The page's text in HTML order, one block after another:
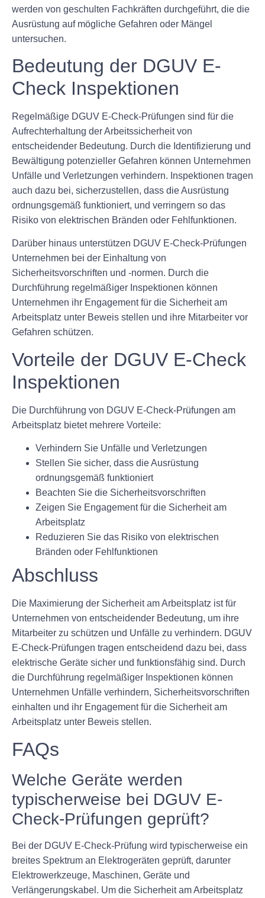
werden von geschulten Fachkräften durchgeführt, die die
Ausrüstung auf mögliche Gefahren oder Mängel
untersuchen.
Bedeutung der DGUV E-
Check Inspektionen
Regelmäßige DGUV E-Check-Prüfungen sind für die
Aufrechterhaltung der Arbeitssicherheit von
entscheidender Bedeutung. Durch die Identifizierung und
Bewältigung potenzieller Gefahren können Unternehmen
Unfälle und Verletzungen verhindern. Inspektionen tragen
auch dazu bei, sicherzustellen, dass die Ausrüstung
ordnungsgemäß funktioniert, und verringern so das
Risiko von elektrischen Bränden oder Fehlfunktionen.
Darüber hinaus unterstützen DGUV E-Check-Prüfungen
Unternehmen bei der Einhaltung von
Sicherheitsvorschriften und -normen. Durch die
Durchführung regelmäßiger Inspektionen können
Unternehmen ihr Engagement für die Sicherheit am
Arbeitsplatz unter Beweis stellen und ihre Mitarbeiter vor
Gefahren schützen.
Vorteile der DGUV E-Check
Inspektionen
Die Durchführung von DGUV E-Check-Prüfungen am
Arbeitsplatz bietet mehrere Vorteile:
Verhindern Sie Unfälle und Verletzungen
Stellen Sie sicher, dass die Ausrüstung
ordnungsgemäß funktioniert
Beachten Sie die Sicherheitsvorschriften
Zeigen Sie Engagement für die Sicherheit am
Arbeitsplatz
Reduzieren Sie das Risiko von elektrischen
Bränden oder Fehlfunktionen
Abschluss
Die Maximierung der Sicherheit am Arbeitsplatz ist für
Unternehmen von entscheidender Bedeutung, um ihre
Mitarbeiter zu schützen und Unfälle zu verhindern. DGUV
E-Check-Prüfungen tragen entscheidend dazu bei, dass
elektrische Geräte sicher und funktionsfähig sind. Durch
die Durchführung regelmäßiger Inspektionen können
Unternehmen Unfälle verhindern, Sicherheitsvorschriften
einhalten und ihr Engagement für die Sicherheit am
Arbeitsplatz unter Beweis stellen.
FAQs
Welche Geräte werden
typischerweise bei DGUV E-
Check-Prüfungen geprüft?
Bei der DGUV E-Check-Prüfung wird typischerweise ein
breites Spektrum an Elektrogeräten geprüft, darunter
Elektrowerkzeuge, Maschinen, Geräte und
Verlängerungskabel. Um die Sicherheit am Arbeitsplatz